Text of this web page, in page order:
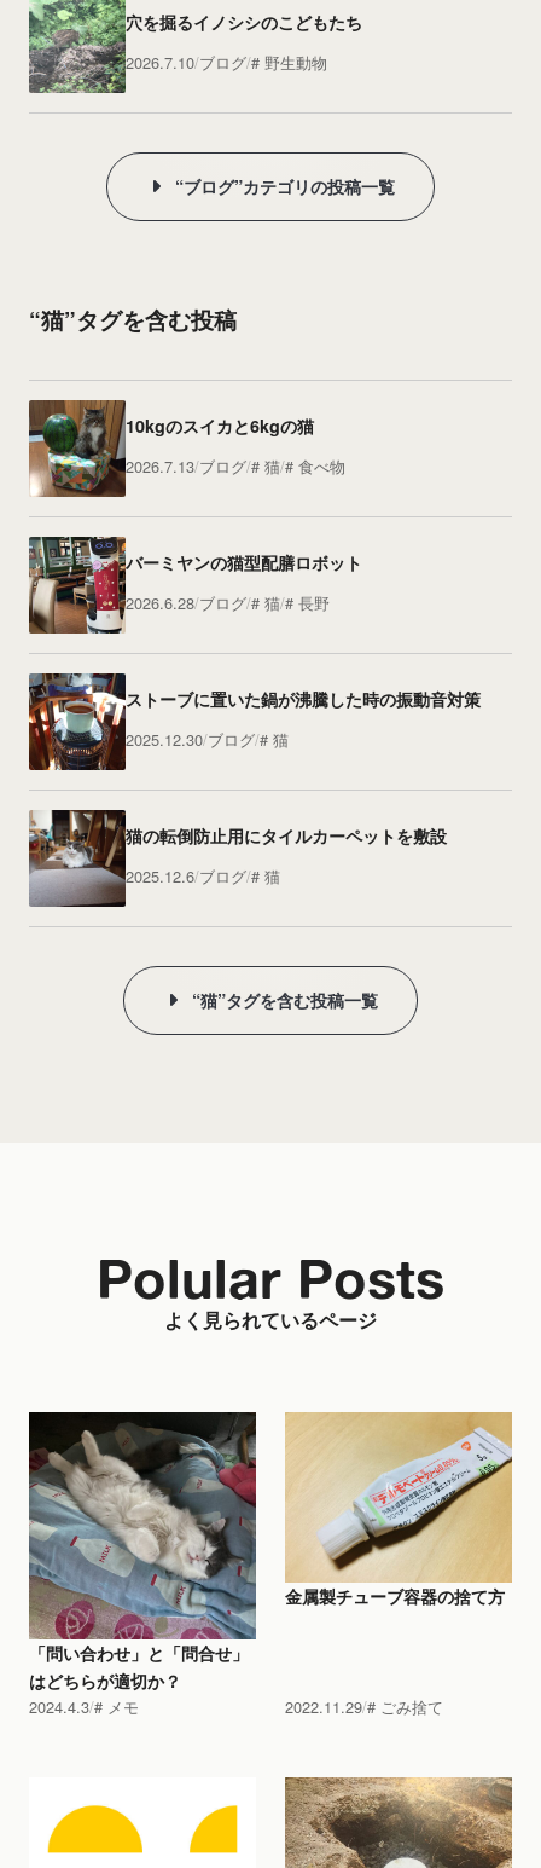
穴を掘るイノシシのこどもたち
2026.7.10 ブログ 野生動物
“ブログ”カテゴリの投稿一覧
“猫”タグを含む投稿
10kgのスイカと6kgの猫
2026.7.13 ブログ 猫 食べ物
バーミヤンの猫型配膳ロボット
2026.6.28 ブログ 猫 長野
ストーブに置いた鍋が沸騰した時の振動音対策
2025.12.30 ブログ 猫
猫の転倒防止用にタイルカーペットを敷設
2025.12.6 ブログ 猫
“猫”タグを含む投稿一覧
よく見られているページ
Polular Posts
「問い合わせ」と「問合せ」
はどちらが適切か？
2024.4.3 メモ
金属製チューブ容器の捨て方
2022.11.29 ごみ捨て